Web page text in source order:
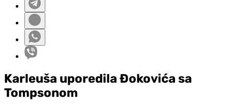
Karleuša uporedila Đokovića sa
Tompsonom